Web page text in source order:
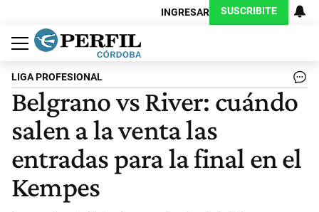
INGRESAR SUSCRIBITE
Política
Economía
Judiciales
Sociedad
Cultura
Espectáculos
Deportes
Protagonistas
LIGA PROFESIONAL
Belgrano vs River: cuándo
salen a la venta las
entradas para la final en el
Kempes